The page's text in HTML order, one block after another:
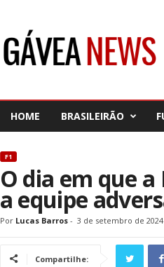
HOME BRASILEIRÃO
F1
O dia em que
a equipe
Por Lucas Barros- 3 de setembro de 2024
Compartilhe: